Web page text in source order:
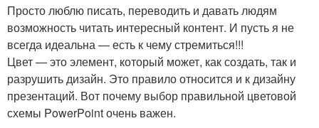
Просто люблю писать, переводить и давать людям
возможность читать интересный контент. И пусть я не
всегда идеальна — есть к чему стремиться!!!
Цвет — это элемент, который может, как создать, так и
разрушить дизайн. Это правило относится и к дизайну
презентаций. Вот почему выбор правильной цветовой
схемы PowerPoint очень важен.